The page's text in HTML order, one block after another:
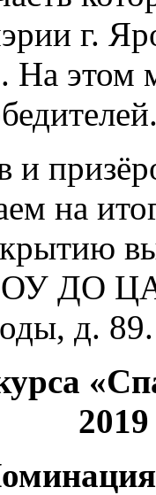
г.
На этом
и
на
ДО
д. 89.